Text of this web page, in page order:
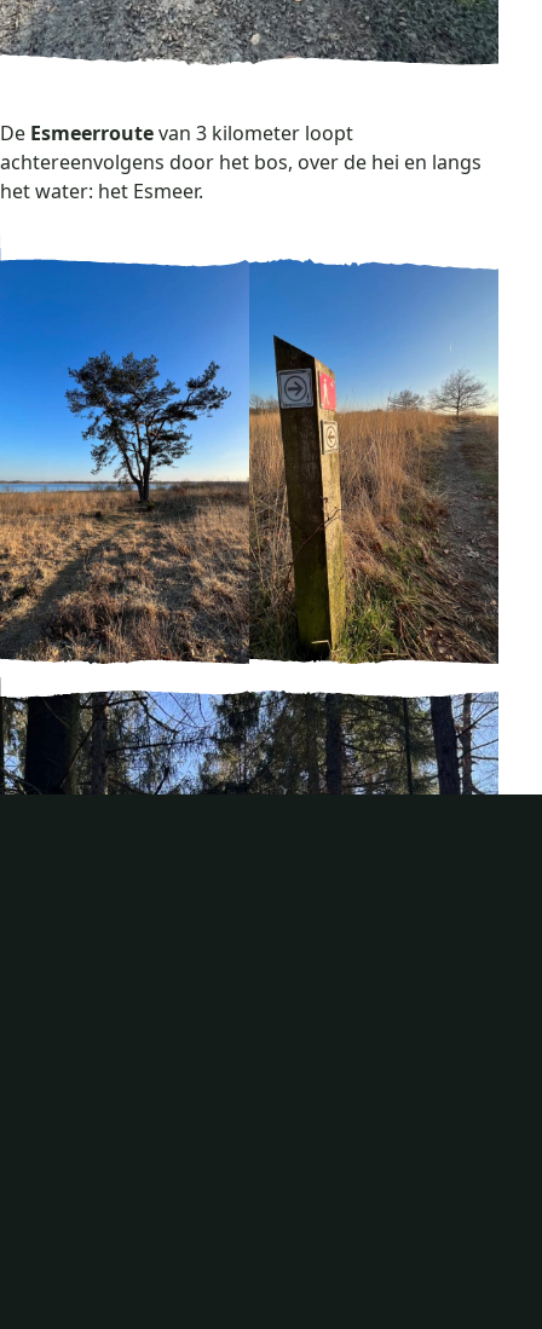
De Esmeerroutevan 3 kilometer loopt
achtereenvolgens door het bos, over de hei en langs
het water: het Esmeer.